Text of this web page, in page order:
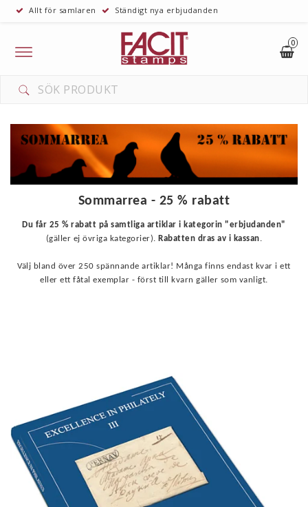
Allt för samlaren Ständigt nya erbjudanden
0
Toggle
navigation
Sommarrea - 25 % rabatt
Du får 25 % rabatt på samtliga artiklar i kategorin "erbjudanden"
(gäller ej övriga kategorier).
Rabatten dras av i kassan
Välj bland över 250 spännande artiklar! Många finns endast kvar i ett
eller ett fåtal exemplar - först till kvarn gäller som vanligt.